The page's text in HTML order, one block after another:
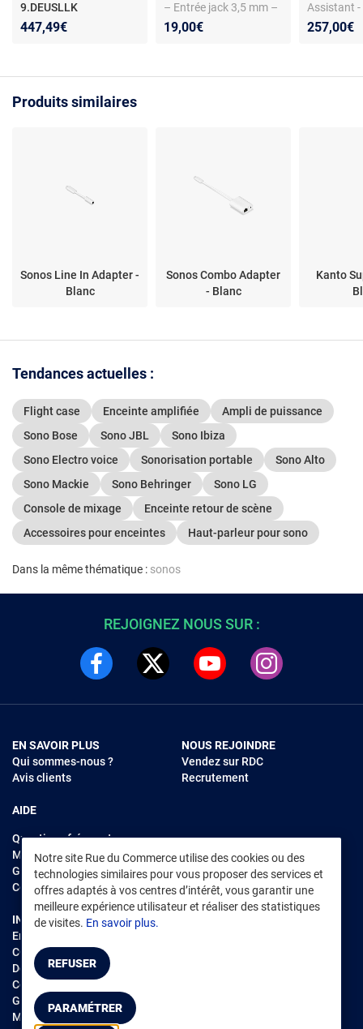
9.DEUSLLK
447,49€
– Entrée jack 3,5 mm –
Alimentation USB –
19,00€
Assistant -
Bluetooth
257,00€
Produits similaires
Sonos Line In Adapter -
Blanc
Sonos Combo Adapter
- Blanc
Kanto
Tendances actuelles :
Flight case Enceinte amplifiée
Ampli de puissance
Sono Bose
Sono JBL
Sono Ibiza
Sono Electro voice
Sonorisation portable
Sono Alto
Sono Mackie
Sono Behringer
Sono LG
Console de mixage
Enceinte retour de scène
Accessoires pour enceintes
Haut-parleur pour sono
Dans la même thématique : sonos
Notre site Rue du Commerce utilise des cookies ou des
technologies similaires pour vous proposer des services et
offres adaptés à vos centres d’intérêt, vous garantir une
meilleure expérience utilisateur et réaliser des statistiques
de visites. En savoir plus.
REFUSER
PARAMÉTRER
REJOIGNEZ NOUS SUR :
EN SAVOIR PLUS
Qui sommes-nous ?
Avis clients
AIDE
Questions fréquentes
Modes de règlements
Garantie et retours
Contacter Rue du Commerce
NOUS REJOINDRE
Vendez sur RDC
Recrutement
INFORMATIONS LÉGALES
Environnement
CGV /CGU Marketplace
Données personnelles
Cookies
Gérer mes cookies
Mentions légales